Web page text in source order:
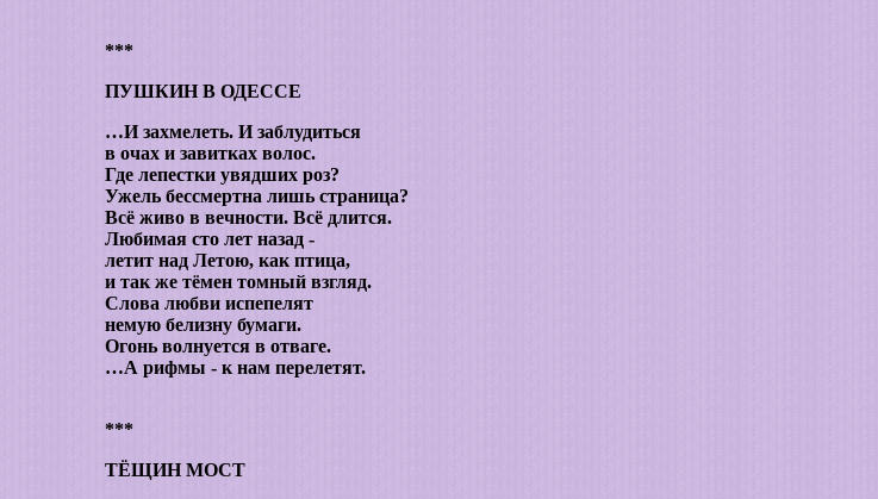
***
ПУШКИН В ОДЕССЕ
…И захмелеть. И заблудиться
в очах и завитках волос.
Где лепестки увядших роз?
Ужель бессмертна лишь страница?
Всё живо в вечности. Всё длится.
Любимая сто лет назад -
летит над Летою, как птица,
и так же тёмен томный взгляд.
Слова любви испепелят
немую белизну бумаги.
Огонь волнуется в отваге.
…А рифмы - к нам перелетят.
***
ТЁЩИН МОСТ